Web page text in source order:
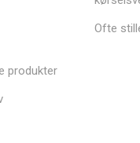
produkter
Ofte